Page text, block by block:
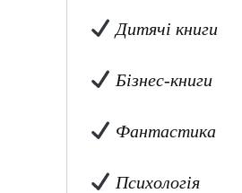
Дитячі книги
Бізнес-книги
Фантастика
Психологія